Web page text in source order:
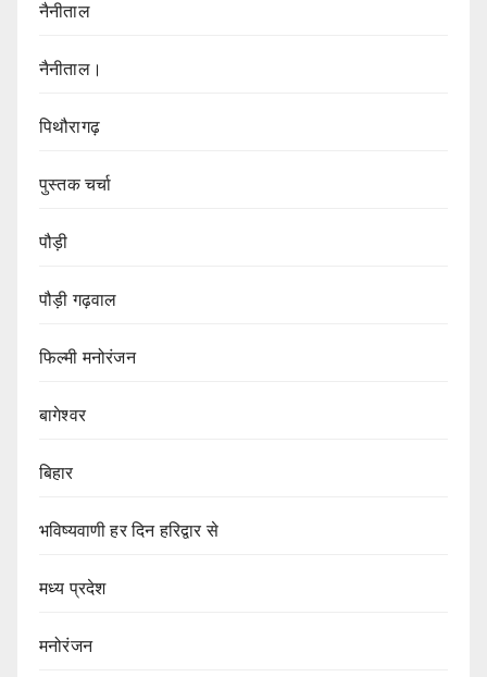
नैनीताल
नैनीताल।
पिथौरागढ़
पुस्तक चर्चा
पौड़ी
पौड़ी गढ़वाल
फिल्मी मनोरंजन
बागेश्वर
बिहार
भविष्यवाणी हर दिन हरिद्वार से
मध्य प्रदेश
मनोरंजन